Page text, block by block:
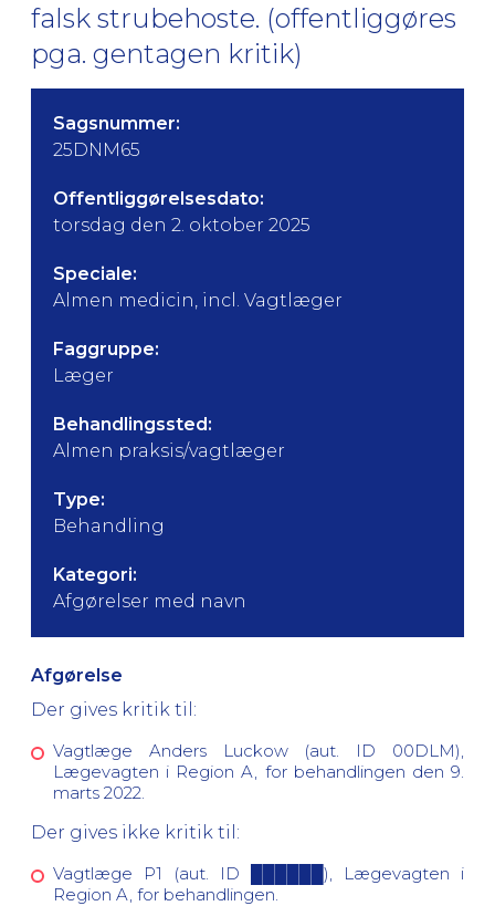
falsk strubehoste. (offentliggøres
pga. gentagen kritik)
Sagsnummer:
25DNM65
Offentliggørelsesdato:
torsdag den 2. oktober 2025
Speciale:
Almen medicin, incl. Vagtlæger
Faggruppe:
Læger
Behandlingssted:
Almen praksis/vagtlæger
Type:
Behandling
Kategori:
Afgørelser med navn
Afgørelse
Der gives kritik til:
Vagtlæge Anders Luckow (aut. ID 00DLM),
Lægevagten i Region A, for behandlingen den 9.
marts 2022.
Der gives ikke kritik til:
Vagtlæge P1 (aut. ID ██████), Lægevagten i
Region A, for behandlingen.